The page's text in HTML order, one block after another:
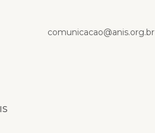
comunicacao@anis.org.br